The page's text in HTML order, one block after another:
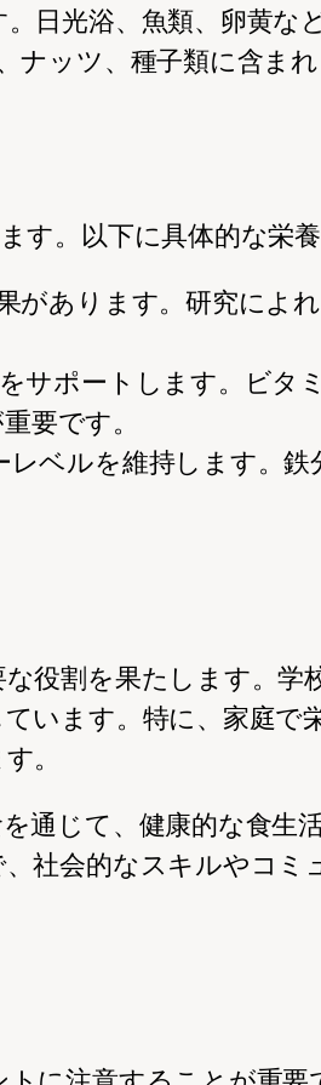
日光浴、魚類、卵黄な
ッツ、種子類に含まれ
。以下に具体的な栄
があります。研究によ
サポートします。ビタ
要です。
ベルを維持します。
役割を果たします。学
います。特に、家庭で
。
通じて、健康的な食生
社会的なスキルやコミ